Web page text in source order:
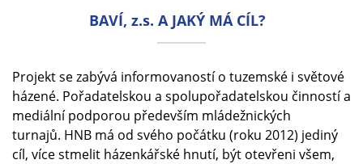
BAVÍ, z.s. A JAKÝ MÁ CÍL?
Projekt se zabývá informovaností o tuzemské i světové
házené. Pořadatelskou a spolupořadatelskou činností a
mediální podporou především mládežnických
turnajů. HNB má od svého počátku (roku 2012) jediný
cíl, více stmelit házenkářské hnutí, být otevřeni všem,